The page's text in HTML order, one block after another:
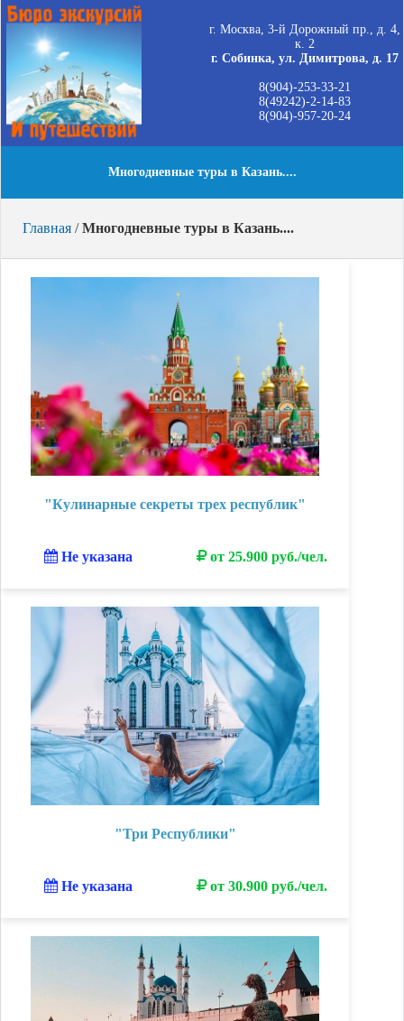
г. Москва, 3-й Дорожный пр., д. 4,
к. 2
г. Собинка, ул. Димитрова, д. 17
8(904)-253-33-21
8(49242)-2-14-83
8(904)-957-20-24
Многодневные туры в Казань....
Главная /Многодневные туры в Казань....
"Кулинарные секреты трех республик"
Не указана от 25.900 руб./чел.
"Три Республики"
Не указана от 30.900 руб./чел.